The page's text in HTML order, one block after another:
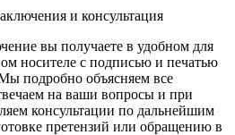
и консультация
вы получаете в удобном для
носителе с подписью и печатью
подробно объясняем все
на ваши вопросы и при
консультации по дальнейшим
претензий или обращению в